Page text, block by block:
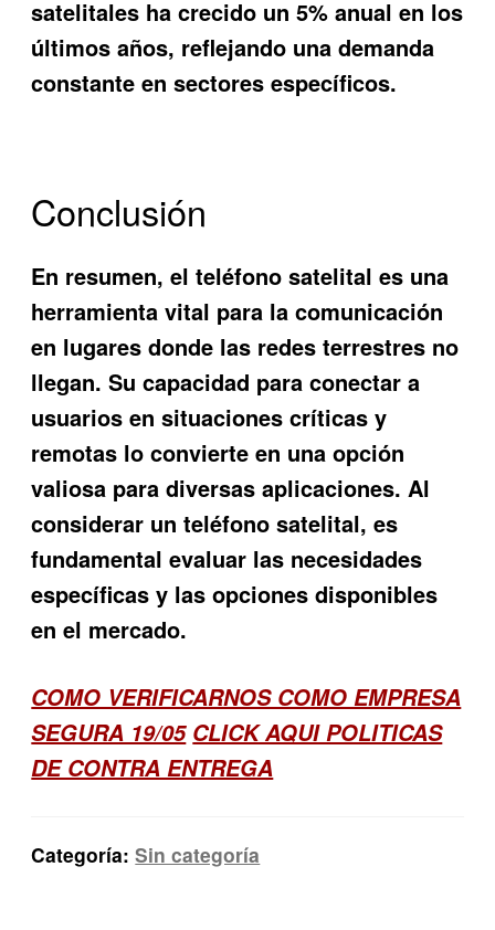
satelitales ha crecido un 5% anual en los
últimos años, reflejando una demanda
constante en sectores específicos.
Conclusión
En resumen, el teléfono satelital es una
herramienta vital para la comunicación
en lugares donde las redes terrestres no
llegan. Su capacidad para conectar a
usuarios en situaciones críticas y
remotas lo convierte en una opción
valiosa para diversas aplicaciones. Al
considerar un teléfono satelital, es
fundamental evaluar las necesidades
específicas y las opciones disponibles
en el mercado.
COMO VERIFICARNOS COMO EMPRESA
SEGURA 19/05 CLICK AQUI POLITICAS
DE CONTRA ENTREGA
Categoría:Sin categoría